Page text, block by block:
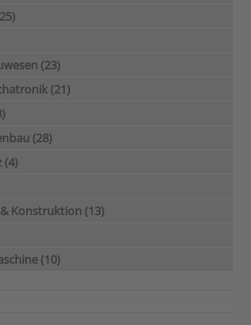
(23)
(21)
(28)
(4)
Konstruktion (13)
(10)